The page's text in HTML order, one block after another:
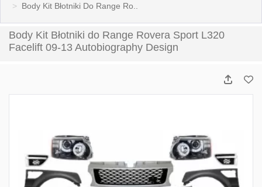
Body Kit Błotniki Do Range Ro..
Body Kit Błotniki do Range Rovera Sport L320
Facelift 09-13 Autobiography Design